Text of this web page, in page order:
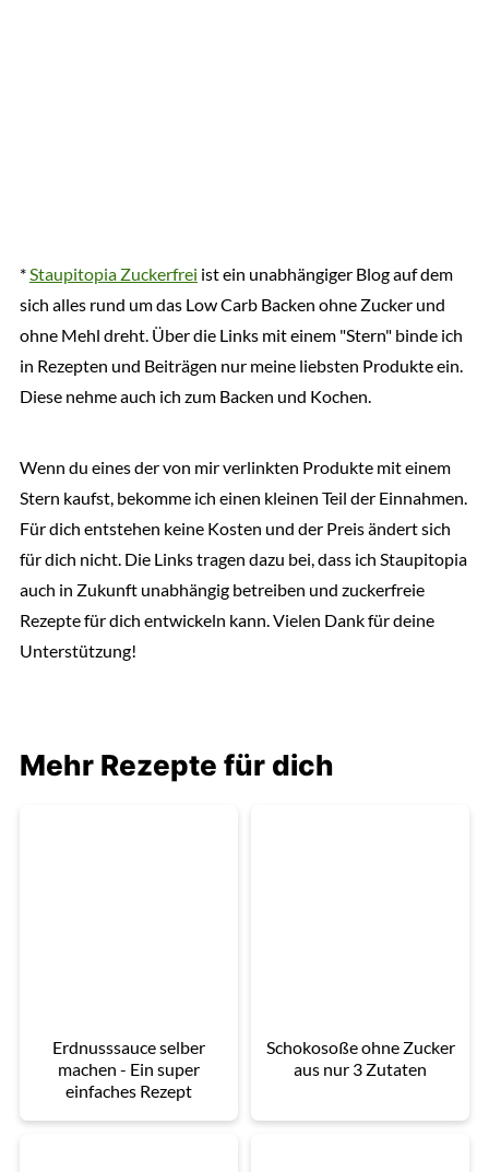
* Staupitopia Zuckerfrei ist ein unabhängiger Blog auf dem
sich alles rund um das Low Carb Backen ohne Zucker und
ohne Mehl dreht. Über die Links mit einem "Stern" binde ich
in Rezepten und Beiträgen nur meine liebsten Produkte ein.
Diese nehme auch ich zum Backen und Kochen.
Wenn du eines der von mir verlinkten Produkte mit einem
Stern kaufst, bekomme ich einen kleinen Teil der Einnahmen.
Für dich entstehen keine Kosten und der Preis ändert sich
für dich nicht. Die Links tragen dazu bei, dass ich Staupitopia
auch in Zukunft unabhängig betreiben und zuckerfreie
Rezepte für dich entwickeln kann. Vielen Dank für deine
Unterstützung!
Mehr Rezepte für dich
Erdnusssauce selber
machen - Ein super
einfaches Rezept
Schokosoße ohne Zucker
aus nur 3 Zutaten